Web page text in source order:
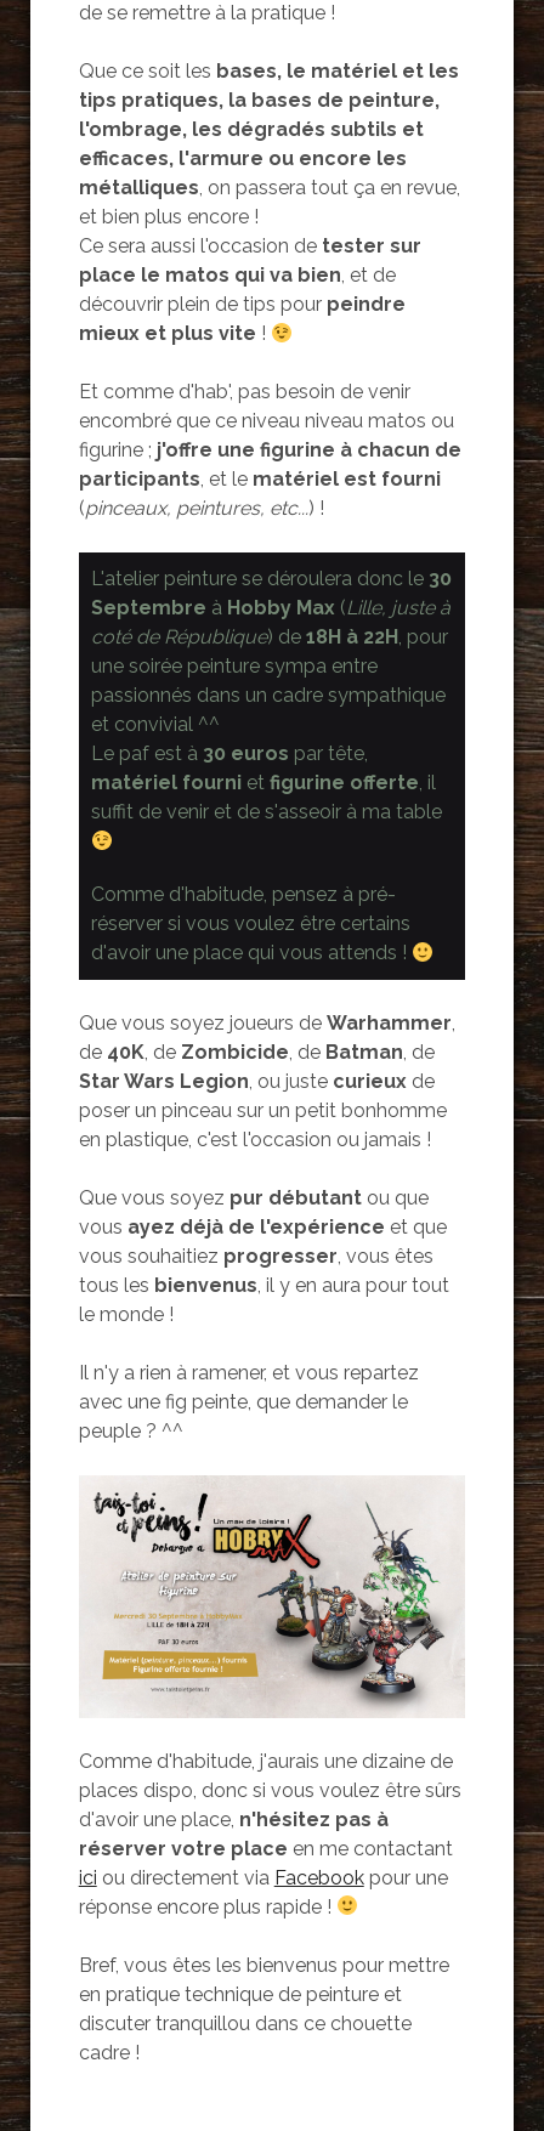
de se remettre à la pratique !
Que ce soit les bases, le matériel et les
tips pratiques, la bases de peinture,
l'ombrage, les dégradés subtils et
efficaces, l'armure ou encore les
métalliques, on passera tout ça en revue,
et bien plus encore !
Ce sera aussi l'occasion detester sur
place le matos qui va bien, et de
découvrir plein de tips pour peindre
mieux et plus vite !
Et comme d'hab', pas besoin de venir
encombré que ce niveau niveau matos ou
figurine ; j'offre une figurine à chacun de
participants, et le matériel est fourni
(pinceaux, peintures, etc...) !
L'atelier peinture se déroulera donc le 30
Septembre à Hobby Max (Lille, juste à
coté de République) de 18H à 22H, pour
une soirée peinture sympa entre
passionnés dans un cadre sympathique
et convivial ^^
Le paf est à 30 euros par tête,
matériel fourni et figurine offerte, il
suffit de venir et de s'asseoir à ma table
Comme d'habitude, pensez à pré-
réserver si vous voulez être certains
d'avoir une place qui vous attends !
Que vous soyez joueurs de Warhammer,
de 40K, de Zombicide, de Batman, de
Star Wars Legion, ou juste curieux de
poser un pinceau sur un petit bonhomme
en plastique, c'est l'occasion ou jamais !
Que vous soyez pur débutantou que
vous ayez déjà de l'expérience et que
vous souhaitiez progresser, vous êtes
tous les bienvenus, il y en aura pour tout
le monde !
Il n'y a rien à ramener, et vous repartez
avec une fig peinte, que demander le
peuple ? ^^
Comme d'habitude, j'aurais une dizaine de
places dispo, donc si vous voulez être sûrs
d'avoir une place, n'hésitez pas à
réserver votre place en me contactant
ici ou directement via Facebookpour une
réponse encore plus rapide !
Bref, vous êtes les bienvenus pour mettre
en pratique technique de peinture et
discuter tranquillou dans ce chouette
cadre !